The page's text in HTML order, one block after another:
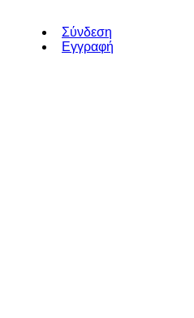
Σύνδεση
Εγγραφή